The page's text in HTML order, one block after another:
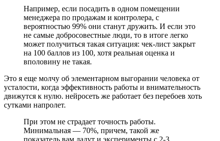
Например, если посадить в одном помещении
менеджера по продажам и контролера, с
вероятностью 99% они станут дружить. И если это
не самые добросовестные люди, то в итоге легко
может получиться такая ситуация: чек-лист закрыт
на 100 баллов из 100, хотя реальная оценка и
вполовину не такая.
Это я еще молчу об элементарном выгорании человека от
усталости, когда эффективность работы и внимательность
движутся к нулю. нейросеть же работает без перебоев хоть
сутками напролет.
При этом не страдает точность работы.
Минимальная ― 70%, причем, такой же
показатель вам дадут и эксперименты с 2-3